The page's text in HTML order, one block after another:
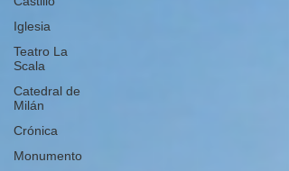
Iglesia
Teatro La
Scala
Catedral de
Milán
Crónica
Monumento